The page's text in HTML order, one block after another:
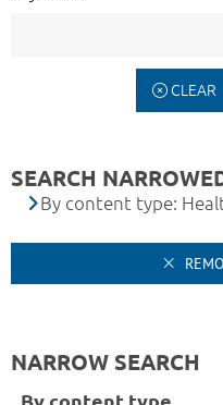
CLEAR
SEARCH
By content type:
NARROW SEARCH
By content type